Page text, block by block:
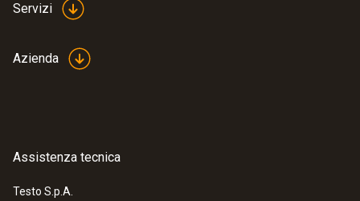
Servizi
Azienda
Assistenza tecnica
Testo S.p.A.